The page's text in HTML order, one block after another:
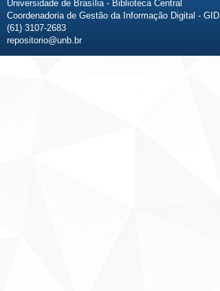
Universidade de Brasília - Biblioteca Central
Coordenadoria de Gestão da Informação Digital - GID
(61) 3107-2683
repositorio@unb.br